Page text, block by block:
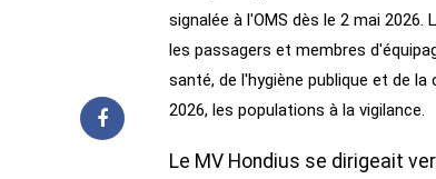
signalée à l'OMS dès le 2 mai
les passagers et membres
santé, de l'hygiène publique et de
2026, les populations à la vigilance.
Le MV Hondius se dirigeait